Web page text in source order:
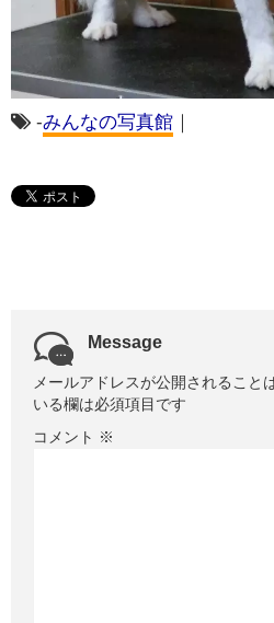
-みんなの写真館 ｜
Message
メールアドレスが公開されること
いる欄は必須項目です
コメント ※